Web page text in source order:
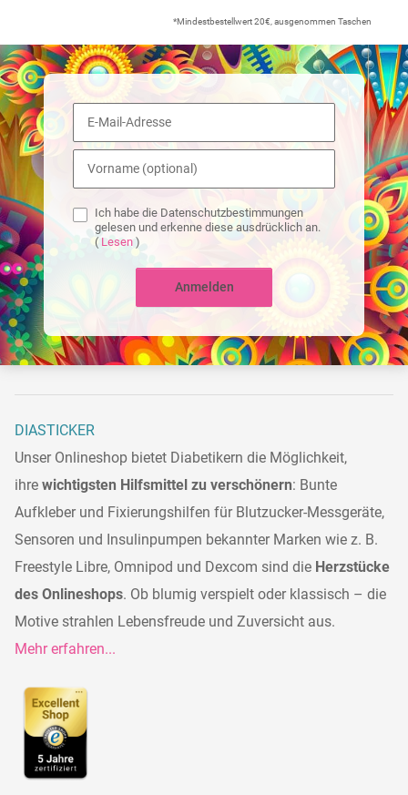
Ich habe die Datenschutzbestimmungen
gelesen und erkenne diese ausdrücklich an.
( Lesen )
Anmelden
*Mindestbestellwert 20€, ausgenommen Taschen
DIASTICKER
Unser Onlineshop bietet Diabetikern die Möglichkeit,
ihre wichtigsten Hilfsmittel zu verschönern: Bunte
Aufkleber und Fixierungshilfen für Blutzucker-Messgeräte,
Sensoren und Insulinpumpen bekannter Marken wie z. B.
Freestyle Libre, Omnipod und Dexcom sind die Herzstücke
des Onlineshops. Ob blumig verspielt oder klassisch – die
Motive strahlen Lebensfreude und Zuversicht aus.
Mehr erfahren...